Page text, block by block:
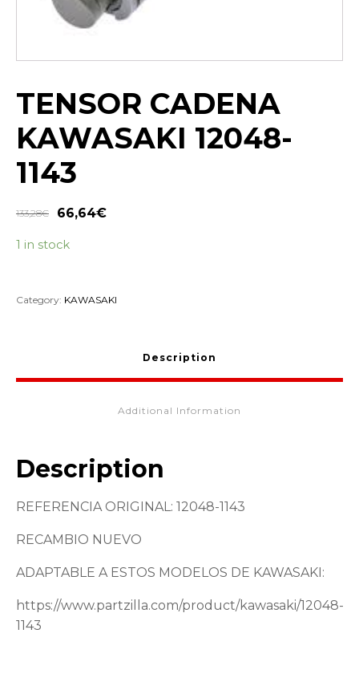
TENSOR CADENA
KAWASAKI 12048-
1143
133,28€ 66,64€
1 in stock
Category: KAWASAKI
Description
Additional Information
Description
REFERENCIA ORIGINAL: 12048-1143
RECAMBIO NUEVO
ADAPTABLE A ESTOS MODELOS DE KAWASAKI:
https://www.partzilla.com/product/kawasaki/12048-
1143